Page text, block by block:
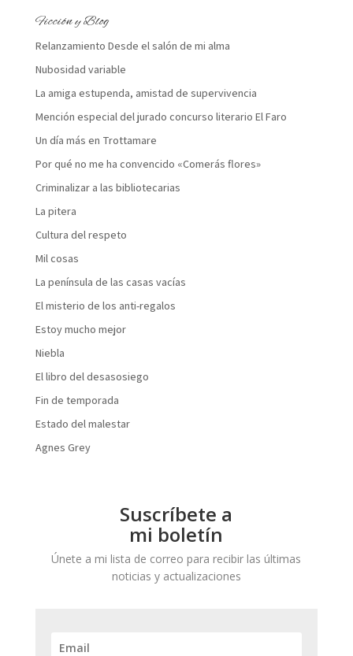
Ficción y Blog
Relanzamiento Desde el salón de mi alma
Nubosidad variable
La amiga estupenda, amistad de supervivencia
Mención especial del jurado concurso literario El Faro
Un día más en Trottamare
Por qué no me ha convencido «Comerás flores»
Criminalizar a las bibliotecarias
La pitera
Cultura del respeto
Mil cosas
La península de las casas vacías
El misterio de los anti-regalos
Estoy mucho mejor
Niebla
El libro del desasosiego
Fin de temporada
Estado del malestar
Agnes Grey
Suscríbete a
mi boletín
Únete a mi lista de correo para recibir las últimas
noticias y actualizaciones